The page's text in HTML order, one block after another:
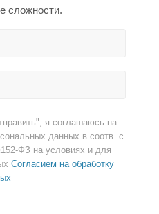
сложности.
я соглашаюсь на
данных в соотв. с
ФЗ на условиях и для
Согласием на обработку